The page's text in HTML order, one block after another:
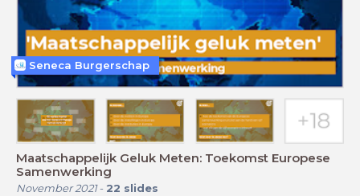
Maatschappelijk Geluk Meten: Toekomst Europese
Samenwerking
November 2021- 22 slides
Seneca Burgerschap